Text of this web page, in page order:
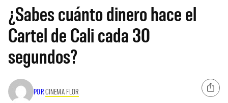
¿Sabes cuánto dinero hace el
Cartel de Cali cada 30
segundos?
PORCINEMA FLOR